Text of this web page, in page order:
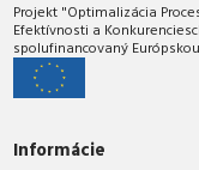
Projekt "Optimalizácia
Efektívnosti a
spolufinancovaný
Informácie